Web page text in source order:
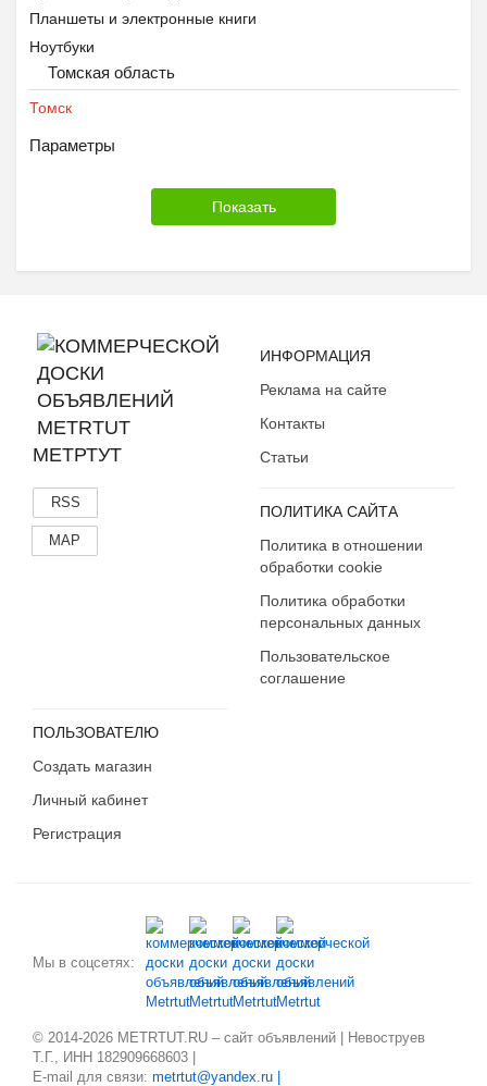
Планшеты и электронные книги
Ноутбуки
Настольные компьютеры
Томская область
Томск
Параметры
МЕТРТУТ
RSS
MAP
ИНФОРМАЦИЯ
Реклама на сайте
Контакты
Статьи
ПОЛИТИКА САЙТА
Политика в отношении
обработки cookie
Политика обработки
персональных данных
Пользовательское
соглашение
ПОЛЬЗОВАТЕЛЮ
Создать магазин
Личный кабинет
Регистрация
Мы в соцсетях:
© 2014-2026 METRTUT.RU – сайт объявлений | Невоструев
Т.Г., ИНН 182909668603 |
E-mail для связи: metrtut@yandex.ru |